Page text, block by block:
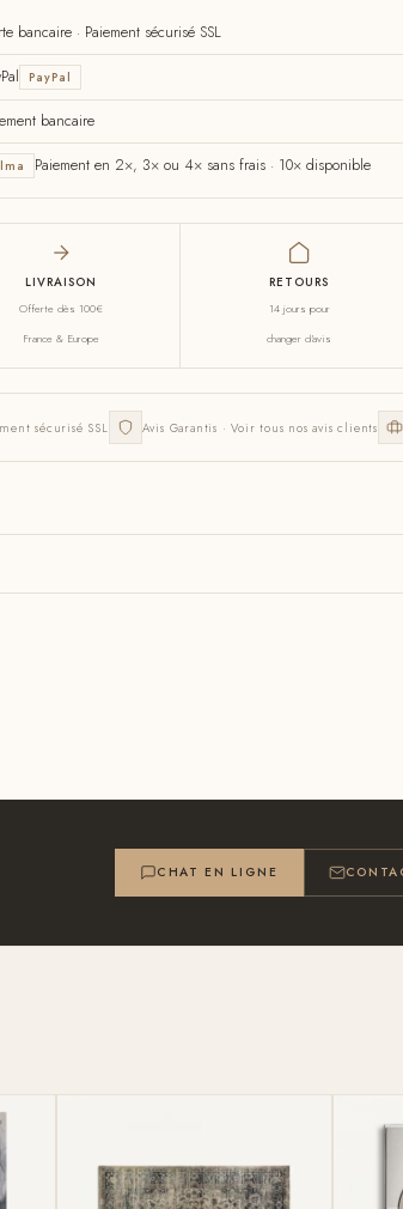
bancaire · Paiement sécurisé SSL
PayPal
bancaire
Paiement en 2×, 3× ou 4× sans frais · 10× disponible
LIVRAISON
Offerte dès 100€
France & Europe
RETOURS
14 jours pour
changer d'avis
sécurisé SSL Avis Garantis · Voir tous nos avis clients
CHAT EN LIGNE